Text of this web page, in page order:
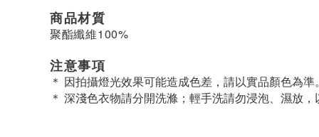
商品材質
聚酯纖維100%
注意事項
＊ 因拍攝燈光效果可能造成色差，請以實品顏色為準
＊ 深淺色衣物請分開洗滌；輕手洗請勿浸泡、濕放，